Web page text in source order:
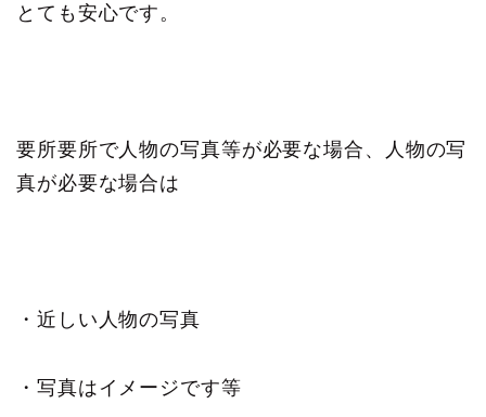
とても安心です。
要所要所で人物の写真等が必要な場合、人物の写
真が必要な場合は
・近しい人物の写真
・写真はイメージです等